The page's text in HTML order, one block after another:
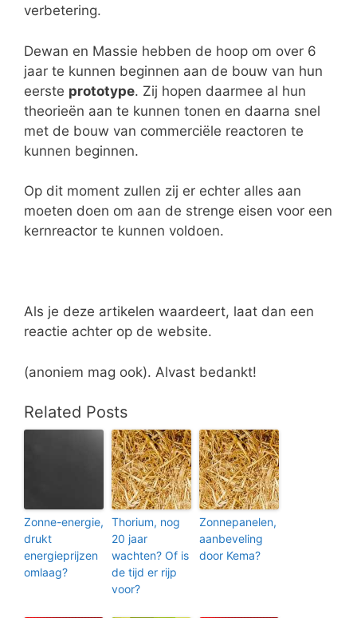
verbetering.
Dewan en Massie hebben de hoop om over 6
jaar te kunnen beginnen aan de bouw van hun
eerste prototype. Zij hopen daarmee al hun
theorieën aan te kunnen tonen en daarna snel
met de bouw van commerciële reactoren te
kunnen beginnen.
Op dit moment zullen zij er echter alles aan
moeten doen om aan de strenge eisen voor een
kernreactor te kunnen voldoen.
Als je deze artikelen waardeert, laat dan een
reactie achter op de website.
(anoniem mag ook). Alvast bedankt!
Related Posts
Zonne-energie,
drukt
energieprijzen
omlaag?
Thorium, nog
20 jaar
wachten? Of is
de tijd er rijp
voor?
Zonnepanelen,
aanbeveling
door Kema?